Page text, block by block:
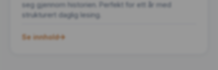
seg gjennom historien. Perfekt for ett år med
strukturert daglig lesing.
Se innhold